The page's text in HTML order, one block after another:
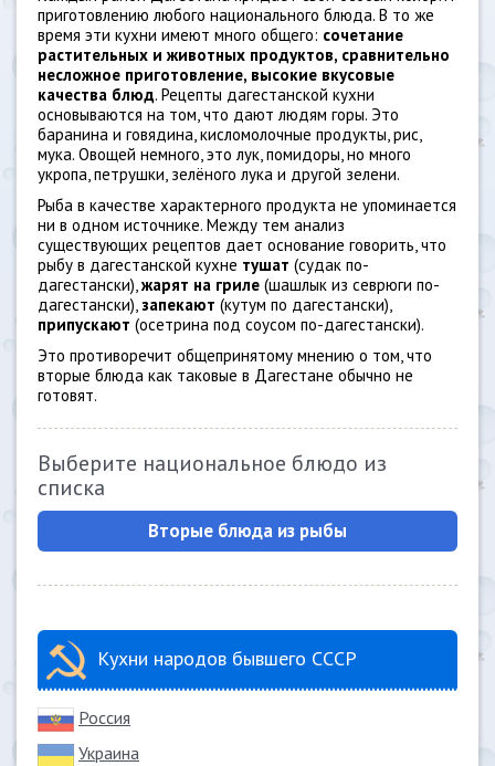
приготовлению любого национального блюда. В то же
время эти кухни имеют много общего: сочетание
растительных и животных продуктов, сравнительно
несложное приготовление, высокие вкусовые
качества блюд. Рецепты дагестанской кухни
основываются на том, что дают людям горы. Это
баранина и говядина, кисломолочные продукты, рис,
мука. Овощей немного, это лук, помидоры, но много
укропа, петрушки, зелёного лука и другой зелени.
Рыба в качестве характерного продукта не упоминается
ни в одном источнике. Между тем анализ
существующих рецептов дает основание говорить, что
рыбу в дагестанской кухне тушат (судак по-
дагестански),жарят на гриле (шашлык из севрюги по-
дагестански),запекают (кутум по дагестански),
припускают (осетрина под соусом по-дагестански).
Это противоречит общепринятому мнению о том, что
вторые блюда как таковые в Дагестане обычно не
готовят.
Выберите национальное блюдо из
списка
Вторые блюда из рыбы
Кухни народов бывшего СССР
Россия
Украина